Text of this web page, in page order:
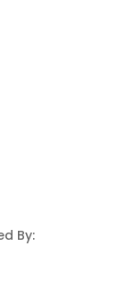
By: